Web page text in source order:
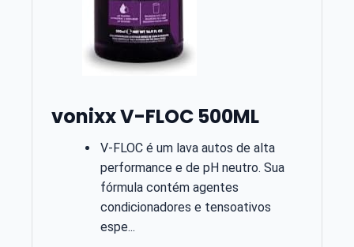
vonixx V-FLOC 500ML
V-FLOC é um lava autos de alta
performance e de pH neutro. Sua
fórmula contém agentes
condicionadores e tensoativos
espe...